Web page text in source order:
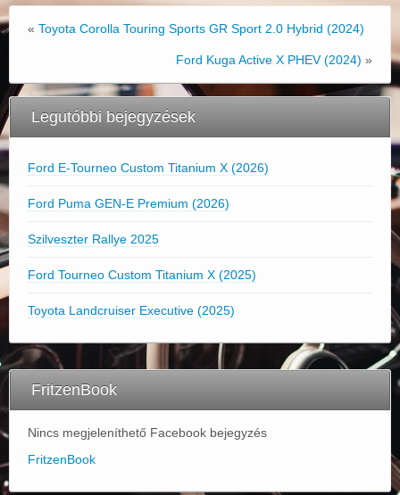
« Toyota Corolla Touring Sports GR Sport 2.0 Hybrid (2024)
Ford Kuga Active X PHEV (2024) »
Legutóbbi bejegyzések
Ford E-Tourneo Custom Titanium X (2026)
Ford Puma GEN-E Premium (2026)
Szilveszter Rallye 2025
Ford Tourneo Custom Titanium X (2025)
Toyota Landcruiser Executive (2025)
FritzenBook
Nincs megjeleníthető Facebook bejegyzés
FritzenBook